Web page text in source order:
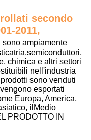
secondo
2011,
sono ampiamente
tria,semiconduttori,
chimica e altri settori
nell'industria
prodotti sono venduti
esportati
Europa, America,
, il Medio
PRODOTTO IN